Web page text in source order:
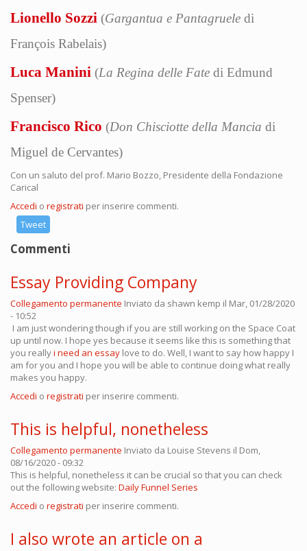
Lionello Sozzi (Gargantua e Pantagruele di
François Rabelais)
Luca Manini (La Regina delle Fate di Edmund
Spenser)
Francisco Rico (Don Chisciotte della Mancia di
Miguel de Cervantes)
Con un saluto del prof. Mario Bozzo, Presidente della Fondazione
Carical
Accedi o registrati per inserire commenti.
Tweet
Commenti
Essay Providing Company
Collegamento permanente Inviato da shawn kemp il Mar, 01/28/2020
- 10:52
I am just wondering though if you are still working on the Space Coat
up until now. I hope yes because it seems like this is something that
you reallyi need an essay love to do. Well, I want to say how happy I
am for you and I hope you will be able to continue doing what really
makes you happy.
Accedi o registrati per inserire commenti.
This is helpful, nonetheless
Collegamento permanente Inviato da Louise Stevens il Dom,
08/16/2020 - 09:32
This is helpful, nonetheless it can be crucial so that you can check
out the following website: Daily Funnel Series
Accedi o registrati per inserire commenti.
I also wrote an article on a